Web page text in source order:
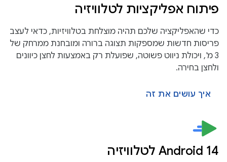
פיתוח אפליקציות לטלוויזיה
כדי שהאפליקציה שלכם תהיה מוצלחת בטלוויזיות, כדאי לעצב
פריסות חדשות שמספקות תצוגה ברורה ומובחנת ממרחק של
3 מ', ויכולת ניווט פשוטה, שפועלת רק באמצעות לחצן כיוונים
ולחצן בחירה.
איך עושים את זה
Android 14 לטלוויזיה